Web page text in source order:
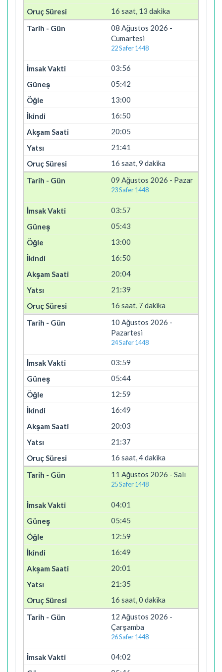
16 saat, 13 dakika
08 Ağustos 2026 -
Cumartesi
22 Safer 1448
03:56
05:42
13:00
16:50
20:05
21:41
16 saat, 9 dakika
09 Ağustos 2026 - Pazar
23 Safer 1448
03:57
05:43
13:00
16:50
20:04
21:39
16 saat, 7 dakika
10 Ağustos 2026 -
Pazartesi
24 Safer 1448
03:59
05:44
12:59
16:49
20:03
21:37
16 saat, 4 dakika
11 Ağustos 2026 - Salı
25 Safer 1448
04:01
05:45
12:59
16:49
20:01
21:35
16 saat, 0 dakika
12 Ağustos 2026 -
Çarşamba
26 Safer 1448
04:02